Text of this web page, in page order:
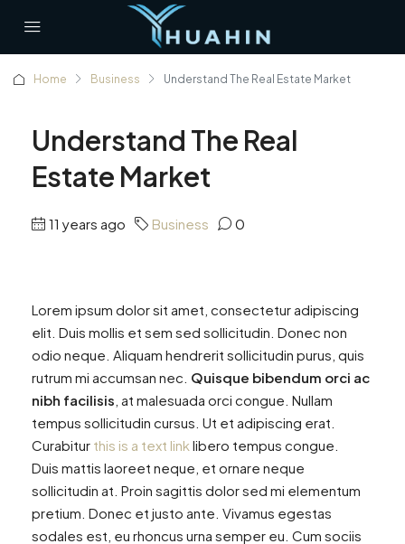
Home Business Understand The Real Estate Market
Understand The Real
Estate Market
11 years ago Business 0
Lorem ipsum dolor sit amet, consectetur adipiscing
elit. Duis mollis et sem sed sollicitudin. Donec non
odio neque. Aliquam hendrerit sollicitudin purus, quis
rutrum mi accumsan nec. Quisque bibendum orci ac
nibh facilisis , at malesuada orci congue. Nullam
tempus sollicitudin cursus. Ut et adipiscing erat.
Curabitur this is a text link libero tempus congue.
Duis mattis laoreet neque, et ornare neque
sollicitudin at. Proin sagittis dolor sed mi elementum
pretium. Donec et justo ante. Vivamus egestas
sodales est, eu rhoncus urna semper eu. Cum sociis